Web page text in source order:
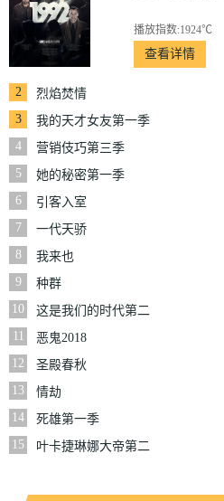
播放指数:1924℃
查看详情
2
烈焰焚情
3
我的天才女友第一季
4
营销伎巧第三季
5
她的秘密第一季
6
引客入室
7
一代天骄
8
我来也
9
种群
10
这是我们的时代第二
季
11
恶鬼2018
12
圣殿春秋
13
情劫
14
死雄第一季
15
叶卡捷琳娜大帝第二